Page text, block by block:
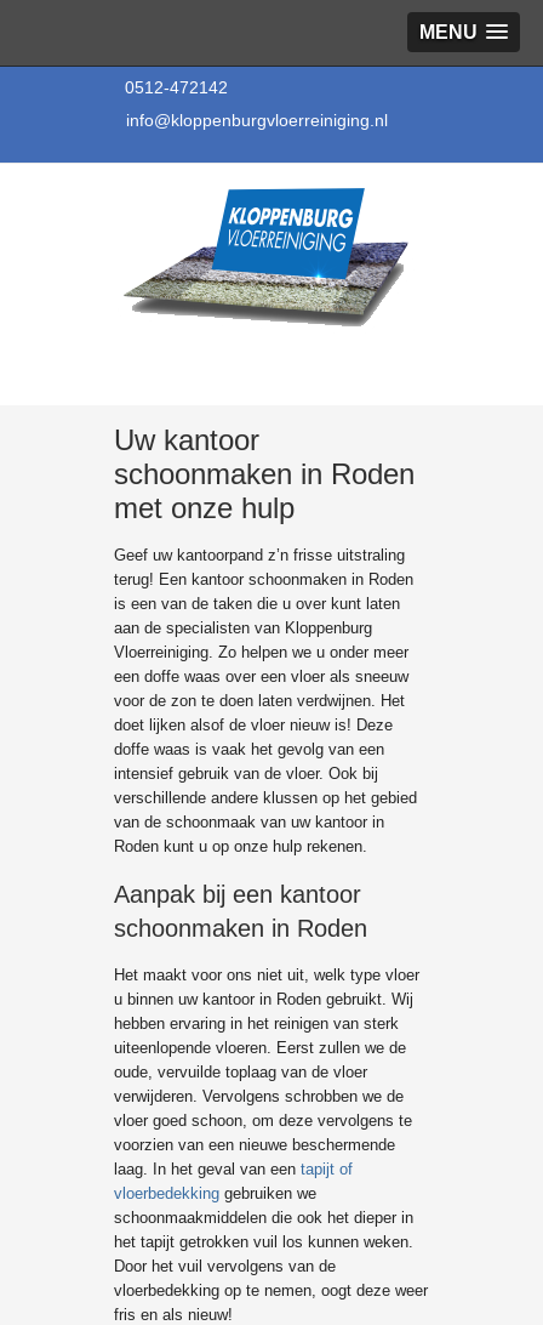
MENU
0512-472142
info@kloppenburgvloerreiniging.nl
Uw kantoor
schoonmaken in Roden
met onze hulp
Geef uw kantoorpand z’n frisse uitstraling
terug! Een kantoor schoonmaken in Roden
is een van de taken die u over kunt laten
aan de specialisten van Kloppenburg
Vloerreiniging. Zo helpen we u onder meer
een doffe waas over een vloer als sneeuw
voor de zon te doen laten verdwijnen. Het
doet lijken alsof de vloer nieuw is! Deze
doffe waas is vaak het gevolg van een
intensief gebruik van de vloer. Ook bij
verschillende andere klussen op het gebied
van de schoonmaak van uw kantoor in
Roden kunt u op onze hulp rekenen.
Aanpak bij een kantoor
schoonmaken in Roden
Het maakt voor ons niet uit, welk type vloer
u binnen uw kantoor in Roden gebruikt. Wij
hebben ervaring in het reinigen van sterk
uiteenlopende vloeren. Eerst zullen we de
oude, vervuilde toplaag van de vloer
verwijderen. Vervolgens schrobben we de
vloer goed schoon, om deze vervolgens te
voorzien van een nieuwe beschermende
laag. In het geval van een tapijt of
vloerbedekking gebruiken we
schoonmaakmiddelen die ook het dieper in
het tapijt getrokken vuil los kunnen weken.
Door het vuil vervolgens van de
vloerbedekking op te nemen, oogt deze weer
fris en als nieuw!